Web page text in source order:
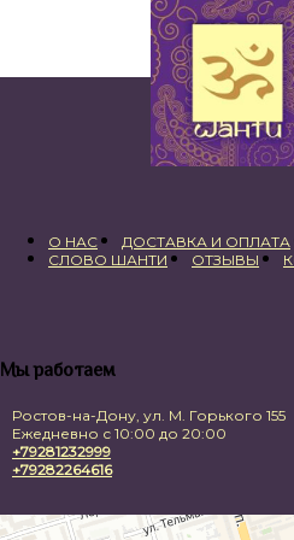
700,00 ₽.
О НАС ДОСТАВКА И ОПЛАТА
СЛОВО ШАНТИ
ОТЗЫВЫ
Мы работаем
Ростов-на-Дону, ул. М. Горького 155
Ежедневно с 10:00 до 20:00
+79281232999
+79282264616